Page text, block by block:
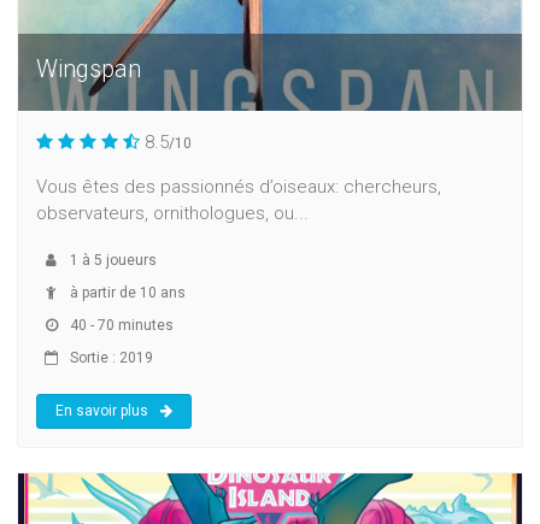
Wingspan
8.5/10
Vous êtes des passionnés d’oiseaux: chercheurs,
observateurs, ornithologues, ou...
1 à 5 joueurs
à partir de 10 ans
40 - 70 minutes
Sortie : 2019
En savoir plus